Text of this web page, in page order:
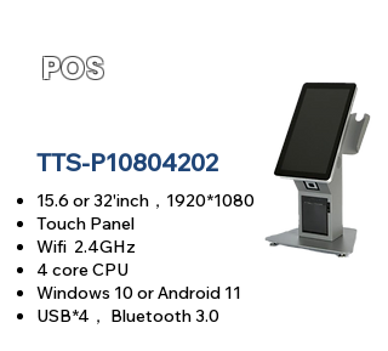
POS
TTS-P10804202
15.6 or 32'inch ， 1920*1080
Touch Panel
Wifi 2.4GHz
4 core CPU
Windows 10 or Android 11
USB*4， Bluetooth 3.0